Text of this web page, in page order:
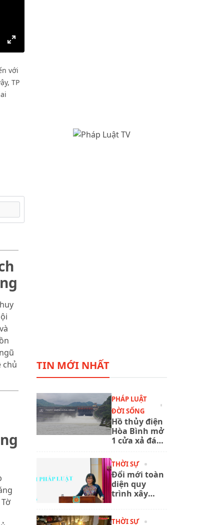
Enter
với
TP
chủ
TIN MỚI NHẤT
PHÁP LUẬT
ĐỜI SỐNG
Hồ thủy điện
Hòa Bình mở
1 cửa xả đáy,
ứng phó mưa
lũ
THỜI SỰ
Đổi mới toàn
diện quy
trình xây
bản quy
THỜI SỰ